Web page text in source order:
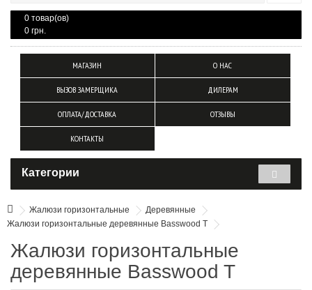
0 товар(ов)
0 грн.
МАГАЗИН О НАС
ВЫЗОВ ЗАМЕРЩИКА ДИЛЕРАМ
ОПЛАТА/ДОСТАВКА ОТЗЫВЫ
КОНТАКТЫ
Категории
Жалюзи горизонтальные
Деревянные
Жалюзи горизонтальные деревянные Basswood T
Жалюзи горизонтальные
деревянные Basswood T